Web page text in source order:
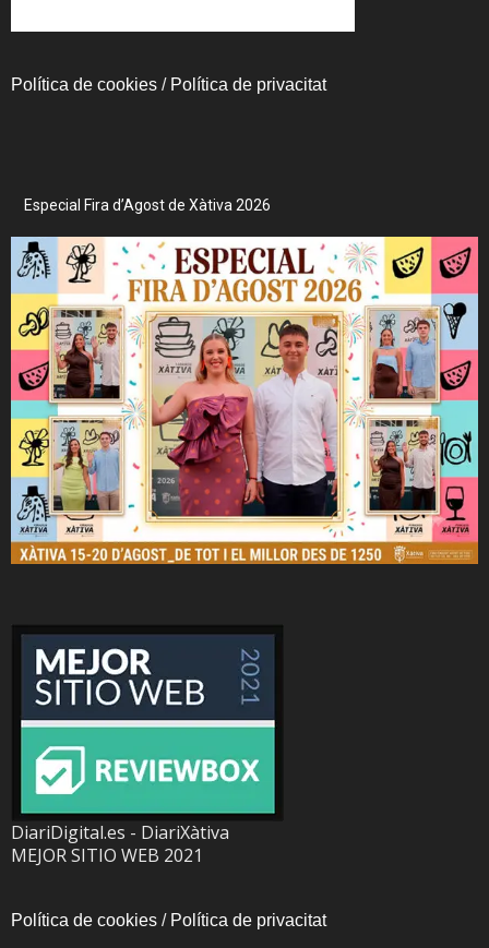
Política de cookies / Política de privacitat
Especial Fira d’Agost de Xàtiva 2026
DiariDigital.es - DiariXàtiva
MEJOR SITIO WEB 2021
Política de cookies / Política de privacitat